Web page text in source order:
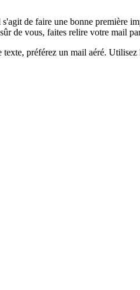
de faire une bonne première
de vous, faites relire votre mail
texte, préférez un mail aéré.